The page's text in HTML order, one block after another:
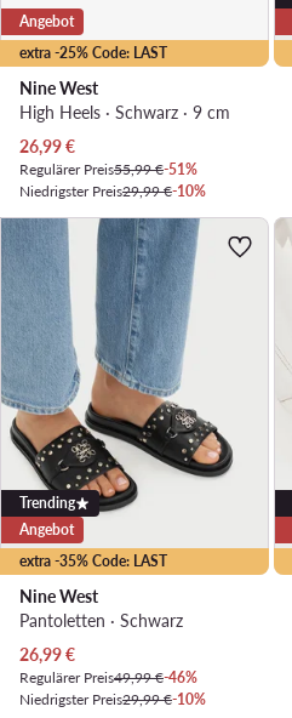
extra -25% Code: LAST
Angebot
Nine West
High Heels · Schwarz · 9 cm
Aktueller Preis
26,99€
Regulärer Preis55,99 €-51%
Niedrigster Preis29,99 €-10%
extra -35% Code: LAST
Trending
Angebot
Nine West
Pantoletten · Schwarz
Aktueller Preis
26,99€
Regulärer Preis49,99 €-46%
Niedrigster Preis29,99 €-10%